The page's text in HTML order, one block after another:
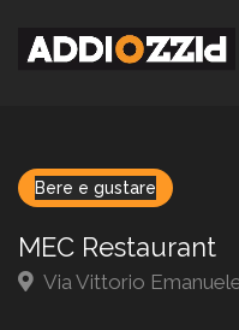
Bere e gustare
MEC Restaurant
Via Vittorio